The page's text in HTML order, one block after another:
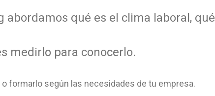
abordamos qué es el clima laboral, qué
medirlo para conocerlo.
formarlo según las necesidades de tu empresa.